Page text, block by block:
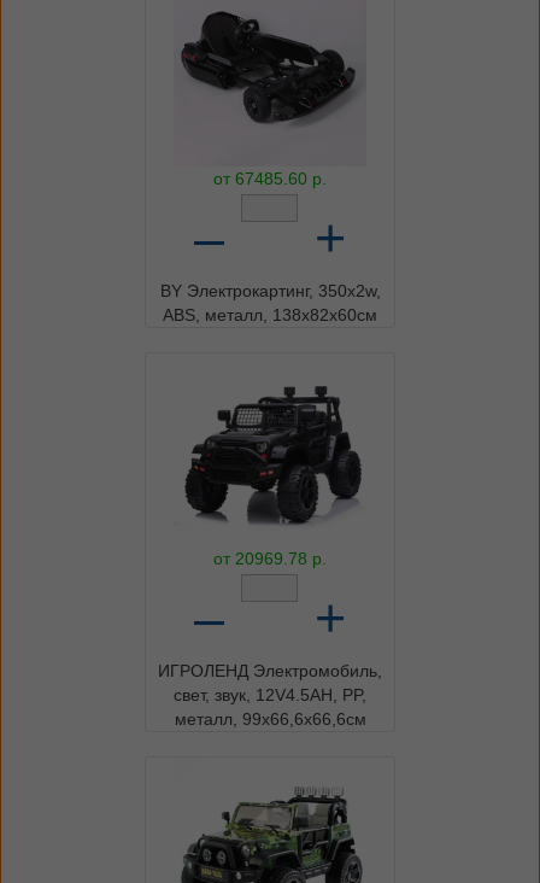
от 67485.60 р.
– +
BY Электрокартинг, 350х2w,
ABS, металл, 138x82x60cм
от 20969.78 р.
– +
ИГРОЛЕНД Электромобиль,
свет, звук, 12V4.5AH, PP,
металл, 99х66,6х66,6см